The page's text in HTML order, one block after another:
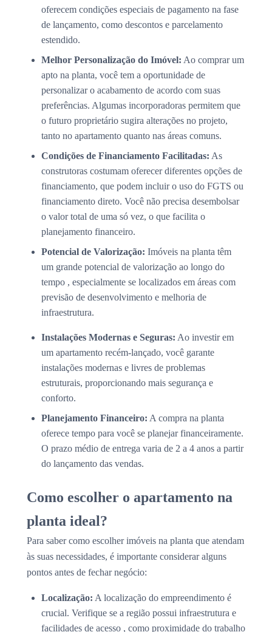
oferecem condições especiais de pagamento na fase
de lançamento, como descontos e parcelamento
estendido.
Melhor Personalização do Imóvel: Ao comprar um
apto na planta, você tem a oportunidade de
personalizar o acabamento de acordo com suas
preferências. Algumas incorporadoras permitem que
o futuro proprietário sugira alterações no projeto,
tanto no apartamento quanto nas áreas comuns.
Condições de Financiamento Facilitadas: As
construtoras costumam oferecer diferentes opções de
financiamento, que podem incluir o uso do FGTS ou
financiamento direto. Você não precisa desembolsar
o valor total de uma só vez, o que facilita o
planejamento financeiro.
Potencial de Valorização: Imóveis na planta têm
um grande potencial de valorização ao longo do
tempo , especialmente se localizados em áreas com
previsão de desenvolvimento e melhoria de
infraestrutura.
Instalações Modernas e Seguras: Ao investir em
um apartamento recém-lançado, você garante
instalações modernas e livres de problemas
estruturais, proporcionando mais segurança e
conforto.
Planejamento Financeiro: A compra na planta
oferece tempo para você se planejar financeiramente.
O prazo médio de entrega varia de 2 a 4 anos a partir
do lançamento das vendas.
Como escolher o apartamento na
planta ideal?
Para saber como escolher imóveis na planta que atendam
às suas necessidades, é importante considerar alguns
pontos antes de fechar negócio:
Localização: A localização do empreendimento é
crucial. Verifique se a região possui infraestrutura e
facilidades de acesso , como proximidade do trabalho